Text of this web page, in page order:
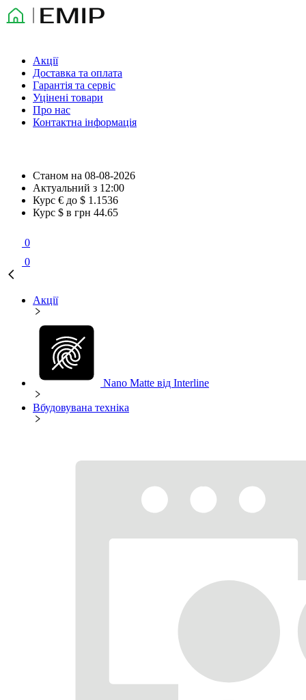
Акції
Доставка та оплата
Гарантія та сервіс
Уцінені товари
Про нас
Контактна інформація
Станом на 08-08-2026
Актуальний з 12:00
Курс € до $ 1.1536
Курс $ в грн 44.65
0
0
Акції
Nano Matte від Interline
Вбудовувана техніка